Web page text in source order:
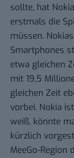
sollte, hat
erstmals die
müssen.
Smartphones
etwa gleichen
mit 19,5
gleichen Zeit
vorbei. Nokia
weiß, könnte
kürzlich
MeeGo-Region